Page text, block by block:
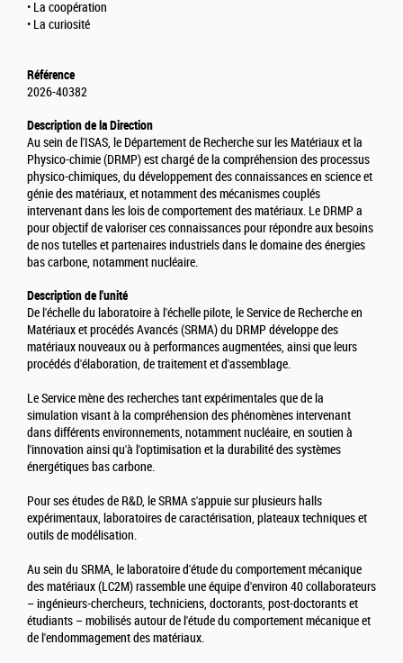
• La coopération
• La curiosité
Référence
2026-40382
Description de la Direction
Au sein de l'ISAS, le Département de Recherche sur les Matériaux et la
Physico-chimie (DRMP) est chargé de la compréhension des processus
physico-chimiques, du développement des connaissances en science et
génie des matériaux, et notamment des mécanismes couplés
intervenant dans les lois de comportement des matériaux. Le DRMP a
pour objectif de valoriser ces connaissances pour répondre aux besoins
de nos tutelles et partenaires industriels dans le domaine des énergies
bas carbone, notamment nucléaire.
Description de l'unité
De l'échelle du laboratoire à l'échelle pilote, le Service de Recherche en
Matériaux et procédés Avancés (SRMA) du DRMP développe des
matériaux nouveaux ou à performances augmentées, ainsi que leurs
procédés d'élaboration, de traitement et d'assemblage.
Le Service mène des recherches tant expérimentales que de la
simulation visant à la compréhension des phénomènes intervenant
dans différents environnements, notamment nucléaire, en soutien à
l'innovation ainsi qu'à l'optimisation et la durabilité des systèmes
énergétiques bas carbone.
Pour ses études de R&D, le SRMA s'appuie sur plusieurs halls
expérimentaux, laboratoires de caractérisation, plateaux techniques et
outils de modélisation.
Au sein du SRMA, le laboratoire d'étude du comportement mécanique
des matériaux (LC2M) rassemble une équipe d'environ 40 collaborateurs
– ingénieurs-chercheurs, techniciens, doctorants, post-doctorants et
étudiants – mobilisés autour de l'étude du comportement mécanique et
de l'endommagement des matériaux.